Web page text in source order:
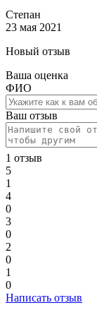
Степан
23 мая 2021
Новый отзыв
Ваша оценка
ФИО
Ваш отзыв
1 отзыв
5
1
4
0
3
0
2
0
1
0
Написать отзыв